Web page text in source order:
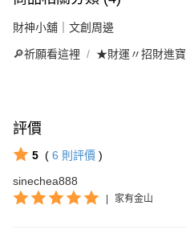
財神小舖｜文創周邊
🔎祈願看這裡 ★財運〃招財進寶
評價
5 ( 6 則評價 )
sinechea888
| 家有金山